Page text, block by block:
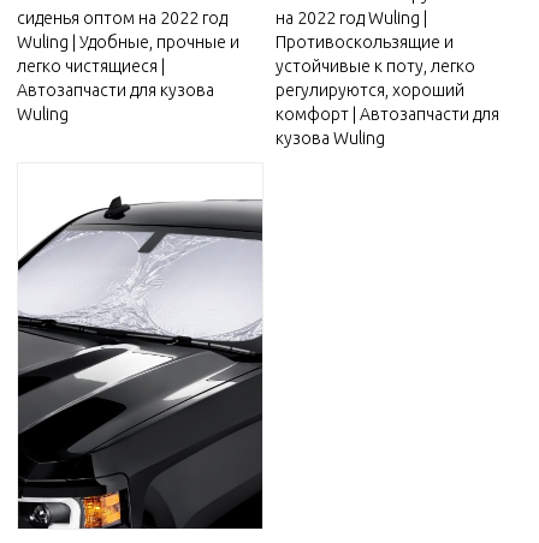
сиденья оптом на 2022 год
Wuling | Удобные, прочные и
легко чистящиеся |
Автозапчасти для кузова
Wuling
на 2022 год Wuling |
Противоскользящие и
устойчивые к поту, легко
регулируются, хороший
комфорт | Автозапчасти для
кузова Wuling